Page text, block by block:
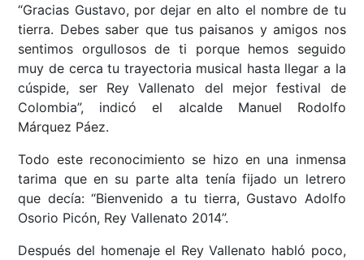
“Gracias Gustavo, por dejar en alto el nombre de tu
tierra. Debes saber que tus paisanos y amigos nos
sentimos orgullosos de ti porque hemos seguido
muy de cerca tu trayectoria musical hasta llegar a la
cúspide, ser Rey Vallenato del mejor festival de
Colombia”, indicó el alcalde Manuel Rodolfo
Márquez Páez.
Todo este reconocimiento se hizo en una inmensa
tarima que en su parte alta tenía fijado un letrero
que decía: “Bienvenido a tu tierra, Gustavo Adolfo
Osorio Picón, Rey Vallenato 2014”.
Después del homenaje el Rey Vallenato habló poco,